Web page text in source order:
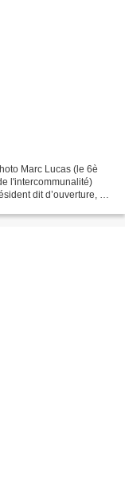
Marc Lucas (le 6è
l'intercommunalité)
dit d’ouverture, est